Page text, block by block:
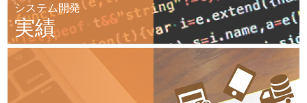
システム開発
実績